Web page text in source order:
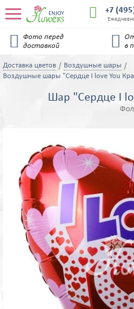
 +7

Фото перед
доставкой

в
Доставка цветов
Воздушные шары
Воздушные шары "Сердце I love You
Шар "Сердце I